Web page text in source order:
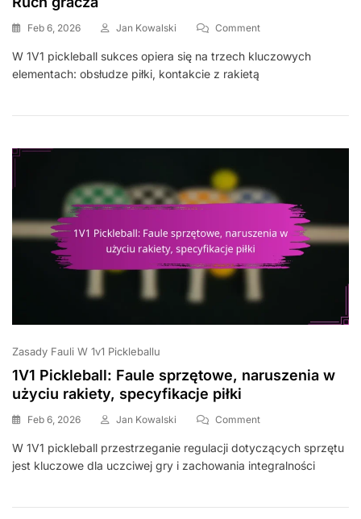
Feb 6, 2026 Jan Kowalski CommentOn
Pickleball:
Z
Ruch
W 1V1 pickleball sukces opiera się na trzech kluczowych
elementach: obsłudze piłki, kontakcie z rakietą
Zasady Fauli W 1v1 Pickleballu
1V1 Pickleball: Faule sprzętowe, naruszenia w
użyciu rakiety, specyfikacje piłki
Feb 6, 2026 Jan Kowalski CommentOn
Pickleball:
Faule
W
W 1V1 pickleball przestrzeganie regulacji dotyczących sprzętu
jest kluczowe dla uczciwej gry i zachowania integralności